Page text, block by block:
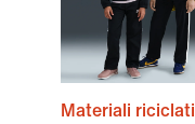
Materiali riciclati